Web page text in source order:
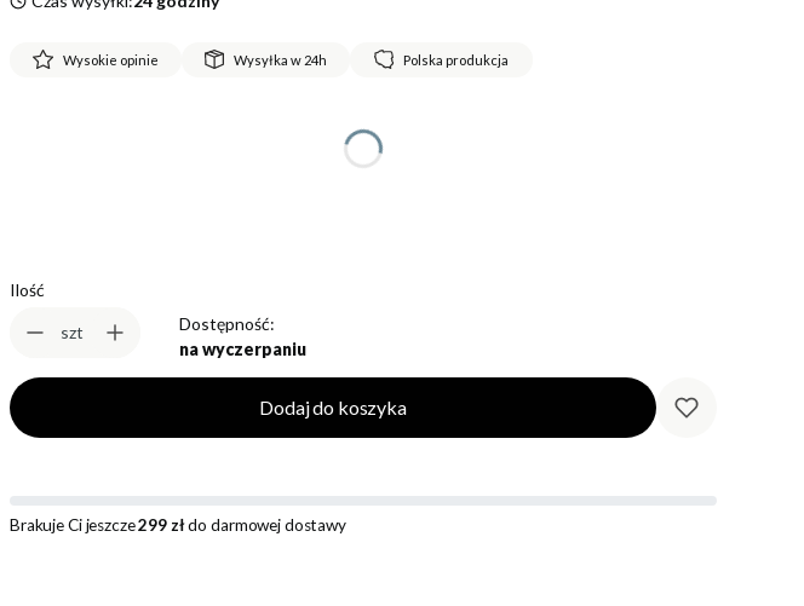
Wysokie opinie Wysyłka w 24h Polska produkcja
Ilość
szt
Dostępność:
na wyczerpaniu
Dodaj do koszyka
Brakuje Ci jeszcze299 złdo darmowej dostawy